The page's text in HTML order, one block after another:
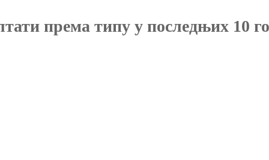
према типу у последњих 10